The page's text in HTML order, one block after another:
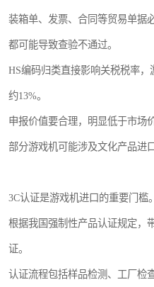
装箱单、发票、合同等贸易单据
都可能导致查验不通过。
HS编码归类直接影响关税税率，
约13%。
申报价值要合理，明显低于市场
部分游戏机可能涉及文化产品进
3C认证是游戏机进口的重要门槛。
根据我国强制性产品认证规定，
证。
认证流程包括样品检测、工厂检